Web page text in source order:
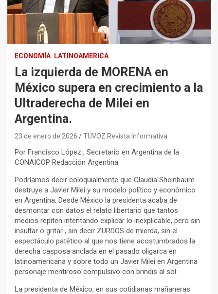
ECONOMÍA LATINOAMERICA
La izquierda de MORENA en
México supera en crecimiento a la
Ultraderecha de Milei en
Argentina.
23 de enero de 2026 TUVOZ Revista Informativa
Por Francisco López , Secretario en Argentina de la
CONAICOP Redacción Argentina
Podríamos decir coloquialmente que Claudia Sheinbaum
destruye a Javier Milei y su modelo político y económico
en Argentina. Desde México la presidenta acaba de
desmontar con datos el relato libertario que tantos
medios repiten intentando explicar lo inexplicable, pero sin
insultar o gritar , sin decir ZURDOS de mierda, sin el
espectáculo patético al que nos tiene acostumbrados la
derecha casposa anclada en el pasado oligarca en
latinoamericana y sobre todo un Javier Milei en Argentina
personaje mentiroso compulsivo con brindis al sol.
La presidenta de México, en sus cotidianas mañaneras